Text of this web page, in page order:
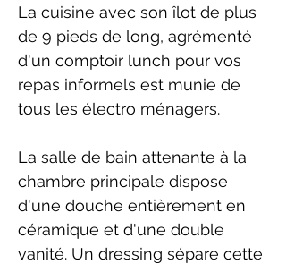
La cuisine avec son îlot de plus
de 9 pieds de long, agrémenté
d'un comptoir lunch pour vos
repas informels est munie de
tous les électro ménagers.
La salle de bain attenante à la
chambre principale dispose
d'une douche entièrement en
céramique et d'une double
vanité. Un dressing sépare cette